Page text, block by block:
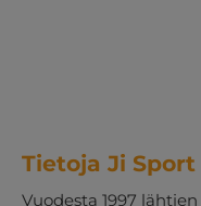
Tietoja Ji Sport
Vuodesta 1997